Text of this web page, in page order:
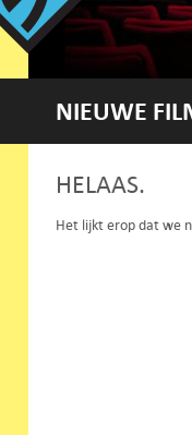
NIEUWE
HELAAS.
Het lijkt erop dat we